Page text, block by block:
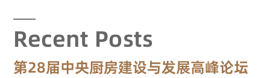
Recent Posts
第28届中央厨房建设与发展高峰论坛